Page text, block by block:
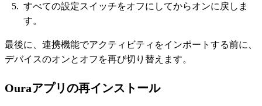
すべての設定スイッチをオフにしてからオンに戻しま
す。
最後に、連携機能でアクティビティをインポートする前に、
デバイスのオンとオフを再び切り替えます。
Ouraアプリの再インストール